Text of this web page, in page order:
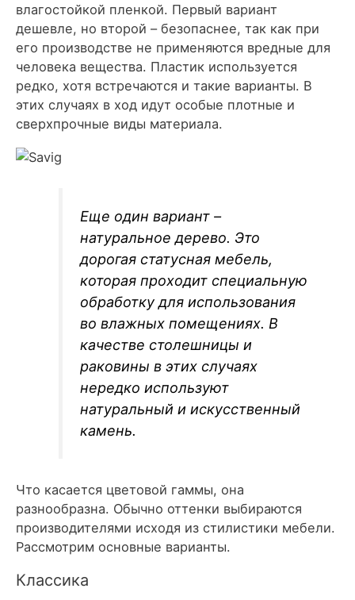
влагостойкой пленкой. Первый вариант
дешевле, но второй – безопаснее, так как при
его производстве не применяются вредные для
человека вещества. Пластик используется
редко, хотя встречаются и такие варианты. В
этих случаях в ход идут особые плотные и
сверхпрочные виды материала.
Еще один вариант –
натуральное дерево. Это
дорогая статусная мебель,
которая проходит специальную
обработку для использования
во влажных помещениях. В
качестве столешницы и
раковины в этих случаях
нередко используют
натуральный и искусственный
камень.
Что касается цветовой гаммы, она
разнообразна. Обычно оттенки выбираются
производителями исходя из стилистики мебели.
Рассмотрим основные варианты.
Классика